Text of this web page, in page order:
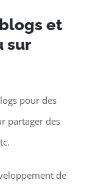
et
sur
pour des
partager des
de